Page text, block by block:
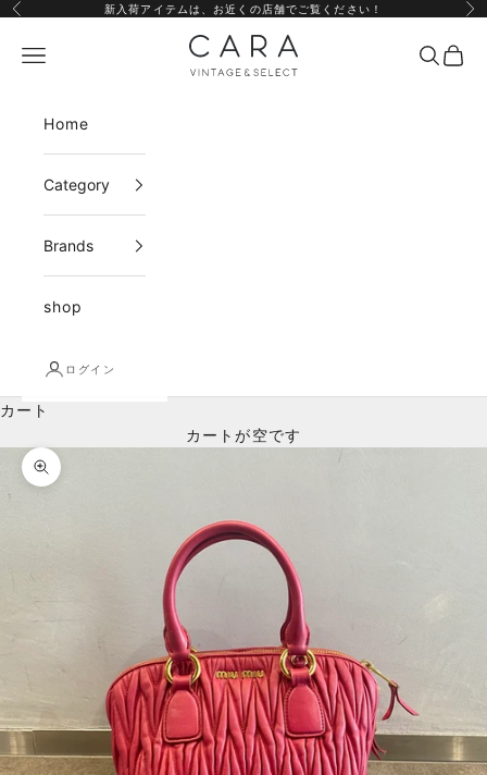
コンテンツへスキップ
前へ 新入荷アイテムは、 お近くの店舗でご覧ください！ 次
CARA vintage&select
メニュー 検索カー
Home
Category
Brands
shop
ログイン
カート
カートが空です
ズームイン